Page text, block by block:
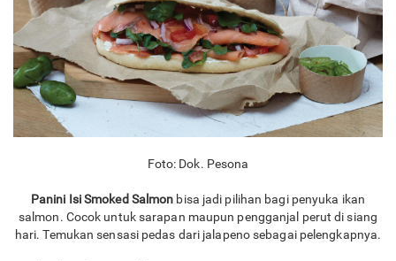
Foto: Dok. Pesona
Panini Isi Smoked Salmon bisa jadi pilihan bagi penyuka ikan
salmon. Cocok untuk sarapan maupun pengganjal perut di siang
hari. Temukan sensasi pedas dari jalapeno sebagai pelengkapnya.